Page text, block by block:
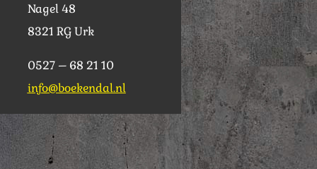
Nagel 48
8321 RG Urk
0527 – 68 21 10
info@boekendal.nl